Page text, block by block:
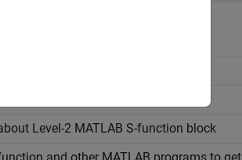
about block input port
Level-2 MATLAB S-function block